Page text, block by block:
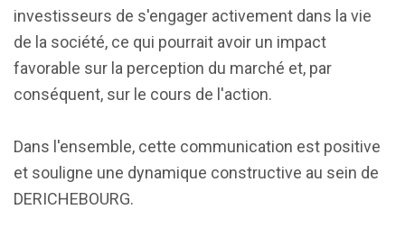
investisseurs de s'engager activement dans la vie
de la société, ce qui pourrait avoir un impact
favorable sur la perception du marché et, par
conséquent, sur le cours de l'action.
Dans l'ensemble, cette communication est positive
et souligne une dynamique constructive au sein de
DERICHEBOURG.